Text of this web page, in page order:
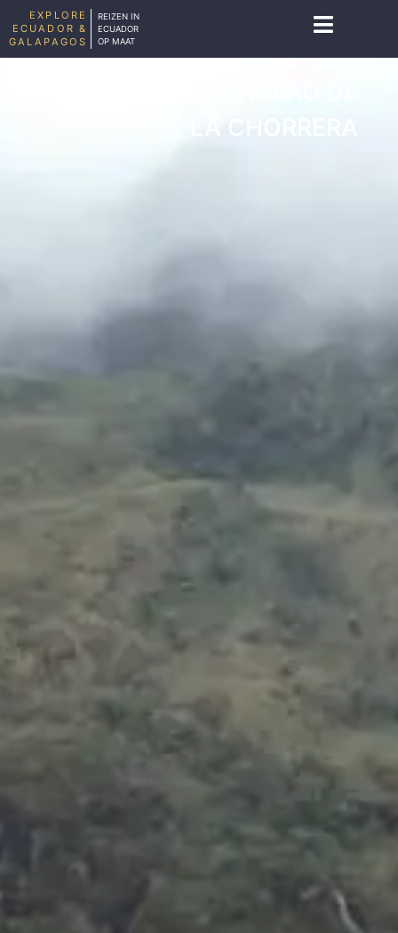
EXPLORE
ECUADOR &
GALAPAGOS
REIZEN IN
ECUADOR
OP MAAT